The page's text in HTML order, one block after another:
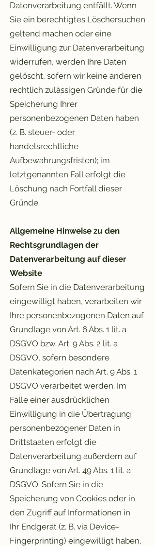
Datenverarbeitung entfällt. Wenn
Sie ein berechtigtes Löschersuchen
geltend machen oder eine
Einwilligung zur Datenverarbeitung
widerrufen, werden Ihre Daten
gelöscht, sofern wir keine anderen
rechtlich zulässigen Gründe für die
Speicherung Ihrer
personenbezogenen Daten haben
(z. B. steuer- oder
handelsrechtliche
Aufbewahrungsfristen); im
letztgenannten Fall erfolgt die
Löschung nach Fortfall dieser
Gründe.
Allgemeine Hinweise zu den
Rechtsgrundlagen der
Datenverarbeitung auf dieser
Website
Sofern Sie in die Datenverarbeitung
eingewilligt haben, verarbeiten wir
Ihre personenbezogenen Daten auf
Grundlage von Art. 6 Abs. 1 lit. a
DSGVO bzw. Art. 9 Abs. 2 lit. a
DSGVO, sofern besondere
Datenkategorien nach Art. 9 Abs. 1
DSGVO verarbeitet werden. Im
Falle einer ausdrücklichen
Einwilligung in die Übertragung
personenbezogener Daten in
Drittstaaten erfolgt die
Datenverarbeitung außerdem auf
Grundlage von Art. 49 Abs. 1 lit. a
DSGVO. Sofern Sie in die
Speicherung von Cookies oder in
den Zugriff auf Informationen in
Ihr Endgerät (z. B. via Device-
Fingerprinting) eingewilligt haben,